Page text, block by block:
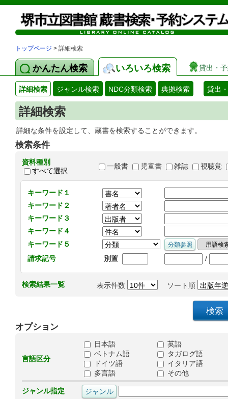
トップページ > 詳細検索
かんたん検索 いろいろ検索 貸出・
詳細検索 ジャンル検索 NDC分類検索 典拠検索 貸出
詳細検索
詳細な条件を設定して、蔵書を検索することができます。
検索条件
資料種別
すべて選択
一般書 児童書 雑誌 視聴覚
キーワード１
キーワード２
キーワード３
キーワード４
キーワード５
請求記号
別置 /
検索結果一覧 表示件数 ソート順
オプション
言語区分
日本語
英語
ベトナム語
タガログ語
ドイツ語
イタリア語
多言語
その他
ジャンル指定